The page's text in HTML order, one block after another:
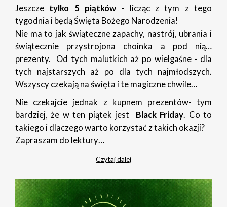
Jeszcze tylko 5 piątków - licząc z tym z tego
tygodnia i będą Święta Bożego Narodzenia!
Nie ma to jak świąteczne zapachy, nastrój, ubrania i
świątecznie przystrojona choinka a pod nią…
prezenty. Od tych malutkich aż po wielgaśne - dla
tych najstarszych aż po dla tych najmłodszych.
Wszyscy czekają na święta i te magiczne chwile…
Nie czekajcie jednak z kupnem prezentów- tym
bardziej, że w ten piątek jest Black Friday. Co to
takiego i dlaczego warto korzystać z takich okazji?
Zapraszam do lektury…
Czytaj dalej